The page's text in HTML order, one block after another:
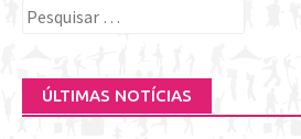
Pesquisar
ÚLTIMAS NOTÍCIAS